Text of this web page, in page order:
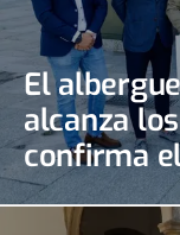
El
alcanza
confirma
Camino